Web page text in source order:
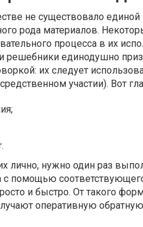
не существовало единой
рода материалов.
процесса в их
решебники единодушно
их следует
участии). Вот
лично, нужно один раз
помощью
и быстро. От такого
оперативную